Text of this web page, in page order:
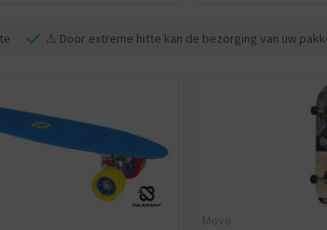
⚠️ Door extreme hitte kan de bezorging van uw
Move